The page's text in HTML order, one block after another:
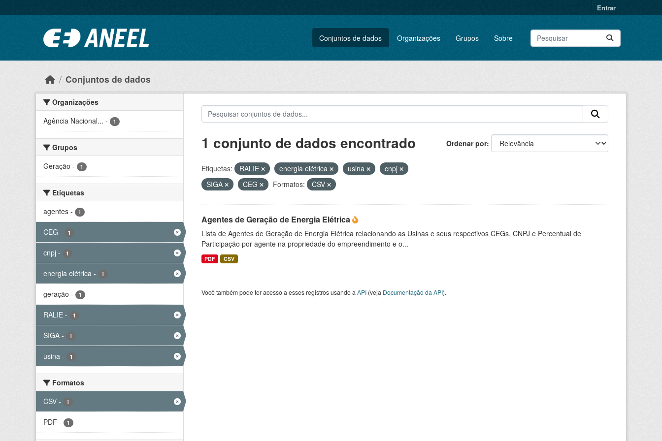
Entrar
Conjuntos de dados Organizações Grupos Sobre
Conjuntos de dados
Organizações
Agência Nacional... - 1
Grupos
Geração - 1
Etiquetas
agentes - 1
CEG - 1
cnpj - 1
energia elétrica - 1
geração - 1
RALIE - 1
SIGA - 1
usina - 1
Formatos
CSV - 1
PDF - 1
Ordenar por
1 conjunto de dados encontrado
Etiquetas: RALIE energia elétrica usina
cnpj
SIGA
CEG Formatos: CSV
Agentes de Geração de Energia Elétrica
Lista de Agentes de Geração de Energia Elétrica relacionando as Usinas e seus respectivos CEGs, CNPJ e Percentual de
Participação por agente na propriedade do empreendimento e o...
PDF CSV
Você também pode ter acesso a esses registros usando a API(veja Documentação da API).